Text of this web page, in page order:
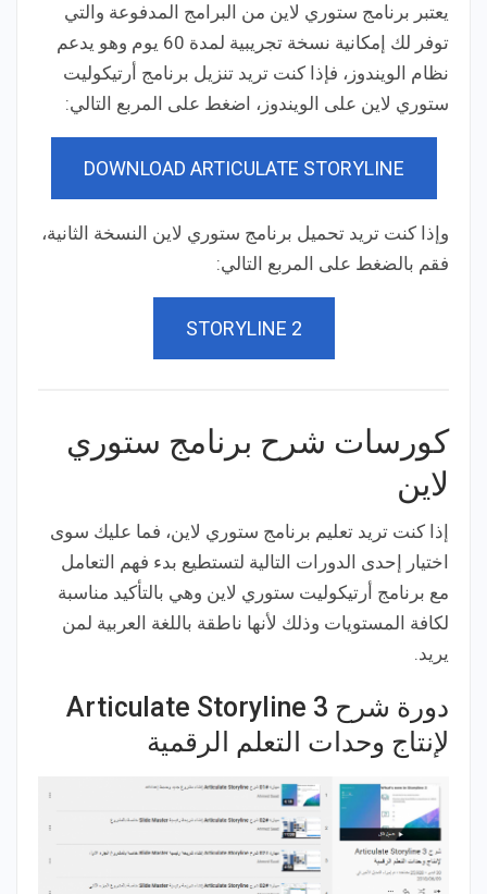
يعتبر برنامج ستوري لاين من البرامج المدفوعة والتي
توفر لك إمكانية نسخة تجريبية لمدة 60 يوم وهو يدعم
نظام الويندوز، فإذا كنت تريد تنزيل برنامج أرتيكوليت
ستوري لاين على الويندوز، اضغط على المربع التالي:
DOWNLOAD ARTICULATE STORYLINE
وإذا كنت تريد تحميل برنامج ستوري لاين النسخة الثانية،
فقم بالضغط على المربع التالي:
STORYLINE 2
كورسات شرح برنامج ستوري
لاين
إذا كنت تريد تعليم برنامج ستوري لاين، فما عليك سوى
اختيار إحدى الدورات التالية لتستطيع بدء فهم التعامل
مع برنامج أرتيكوليت ستوري لاين وهي بالتأكيد مناسبة
لكافة المستويات وذلك لأنها ناطقة باللغة العربية لمن
يريد.
دورة شرح Articulate Storyline 3
لإنتاج وحدات التعلم الرقمية